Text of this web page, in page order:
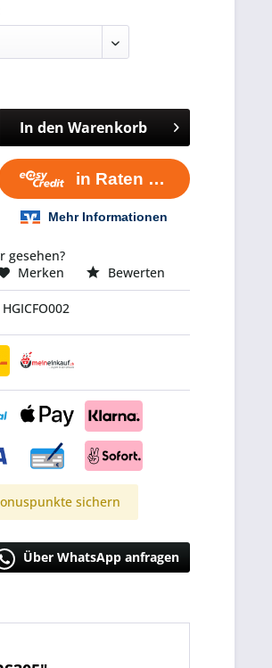
In den Warenkorb
gesehen?
Merken Bewerten
HGICFO002
sichern
Über WhatsApp anfragen